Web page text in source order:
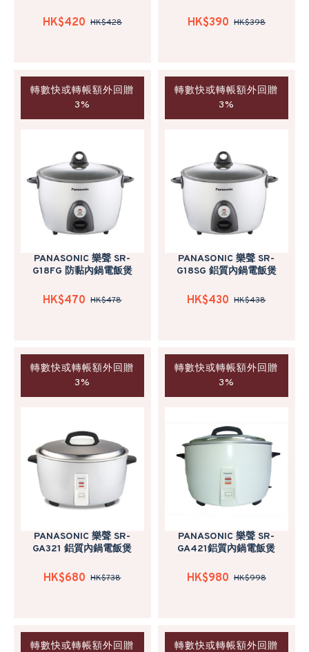
HK$420 HK$428 HK$390 HK$398
轉數快或轉帳額外回贈
3%
PANASONIC 樂聲 SR-
G18FG 防黏內鍋電飯煲
HK$470 HK$478
轉數快或轉帳額外回贈
3%
PANASONIC 樂聲 SR-
G18SG 鋁質內鍋電飯煲
HK$430 HK$438
轉數快或轉帳額外回贈
3%
PANASONIC 樂聲 SR-
GA321 鋁質內鍋電飯煲
HK$680 HK$738
轉數快或轉帳額外回贈
3%
PANASONIC 樂聲 SR-
GA421鋁質內鍋電飯煲
HK$980 HK$998
轉數快或轉帳額外回贈 轉數快或轉帳額外回贈